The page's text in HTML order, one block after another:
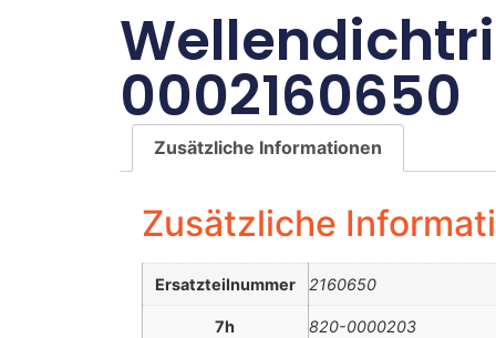
0002160650
Zusätzliche Informationen
Zusätzliche
Ersatzteilnummer 2160650
7h 820-0000203